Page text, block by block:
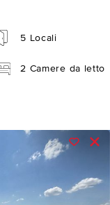
5 Locali
2 Camere da letto